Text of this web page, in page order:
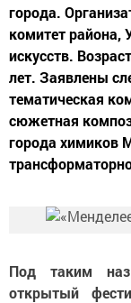
города.
комитет района,
искусств.
лет. Заявлены
тематическая
сюжетная
города химиков
Под таким
открытый